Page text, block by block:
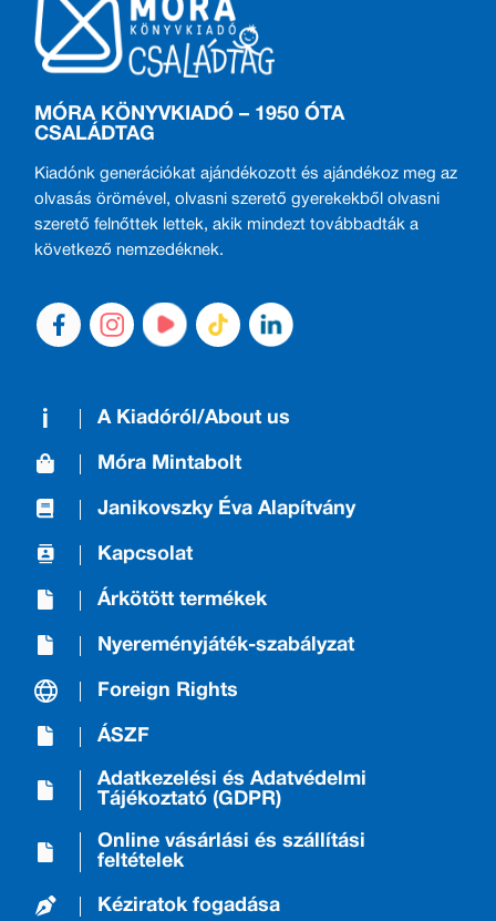
MÓRA KÖNYVKIADÓ – 1950 ÓTA
CSALÁDTAG
Kiadónk generációkat ajándékozott és ajándékoz meg az
olvasás örömével, olvasni szerető gyerekekből olvasni
szerető felnőttek lettek, akik mindezt továbbadták a
következő nemzedéknek.
A Kiadóról/About us
Móra Mintabolt
Janikovszky Éva Alapítvány
Kapcsolat
Árkötött termékek
Nyereményjáték-szabályzat
Foreign Rights
ÁSZF
Adatkezelési és Adatvédelmi
Tájékoztató (GDPR)
Online vásárlási és szállítási
feltételek
Kéziratok fogadása